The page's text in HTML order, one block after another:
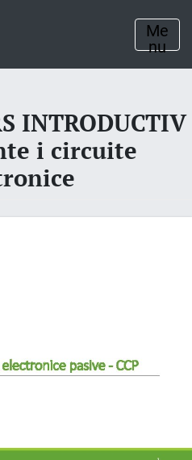
Me
nu
INTRODUCTIV
i circuite